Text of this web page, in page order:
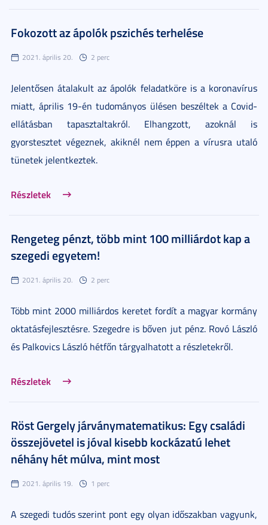
Fokozott az ápolók pszichés terhelése
2021. április 20. 2 perc
Jelentősen átalakult az ápolók feladatköre is a koronavírus
miatt, április 19-én tudományos ülésen beszéltek a Covid-
ellátásban tapasztaltakról. Elhangzott, azoknál is
gyorstesztet végeznek, akiknél nem éppen a vírusra utaló
tünetek jelentkeztek.
Részletek
Rengeteg pénzt, több mint 100 milliárdot kap a
szegedi egyetem!
2021. április 20. 2 perc
Több mint 2000 milliárdos keretet fordít a magyar kormány
oktatásfejlesztésre. Szegedre is bőven jut pénz. Rovó László
és Palkovics László hétfőn tárgyalhatott a részletekről.
Részletek
Röst Gergely járványmatematikus: Egy családi
összejövetel is jóval kisebb kockázatú lehet
néhány hét múlva, mint most
2021. április 19. 1 perc
A szegedi tudós szerint pont egy olyan időszakban vagyunk,